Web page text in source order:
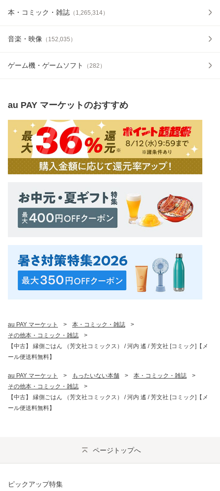
本・コミック・雑誌 （ 1,265,314）
音楽・映像 （ 152,035 ）
ゲーム機・ゲームソフト （282 ）
au PAY マーケットのおすすめ
au PAY マーケット > 本・コミック・雑誌
>
その他本・コミック・雑誌
>
【中古】 縁側ごはん （芳文社コミックス） / 河内 遙 / 芳文社 [コミック]【メ
ール便送料無料】
au PAY マーケット > もったいない本舗 > 本・コミック・雑誌
>
その他本・コミック・雑誌
>
【中古】 縁側ごはん （芳文社コミックス） / 河内 遙 / 芳文社 [コミック]【メ
ール便送料無料】
ページトップへ
ピックアップ特集